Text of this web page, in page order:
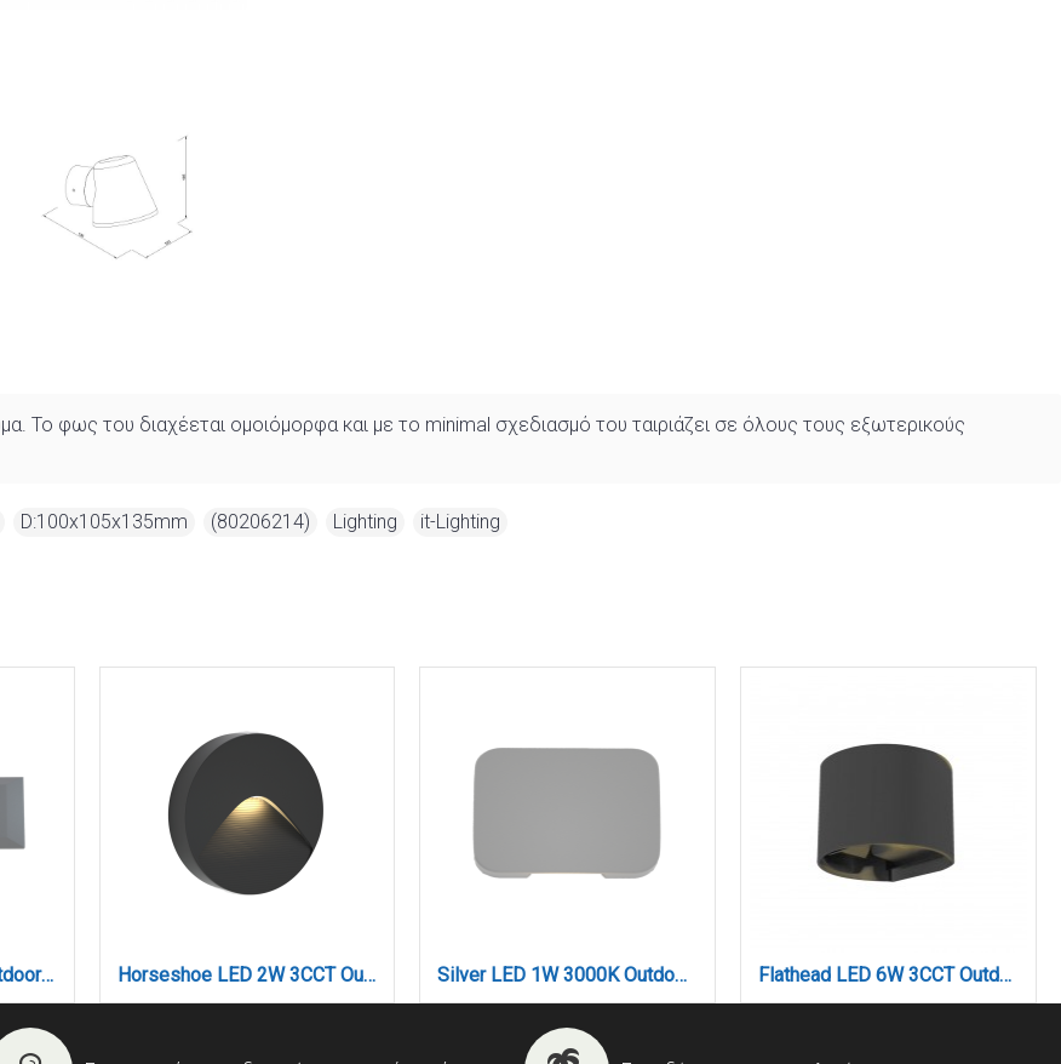
Το φως του διαχέεται ομοιόμορφα και με το minimal σχεδιασμό του ταιριάζει σε όλους τους εξωτερικούς
D:100x105x135mm (80206214) Lighting it-Lighting
Mono LED 3W 3CCT Outdoor Wall Lamp Grey D:22cmx2.8cm (80201730) Horseshoe LED 2W 3CCT Outdoor Wall Lamp Anthracite D12.8cmx3cm (80201940) Silver LED 1W 3000K Outdoor Wall Lamp Grey D:5cmx7cm (80202430) Flathead LED 6W 3CCT Outdoor Wall Lamp in White Color (80203540)